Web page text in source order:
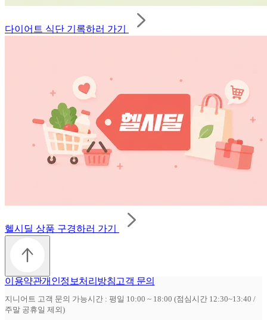
다이어트 식단 기록하러 가기
헬시딜 상품 구경하러 가기
이용약관개인정보처리방침고객 문의
지니어트 고객 문의 가능시간 : 평일 10:00 ~ 18:00 (점심시간 12:30~13:40 /
주말 공휴일 제외)